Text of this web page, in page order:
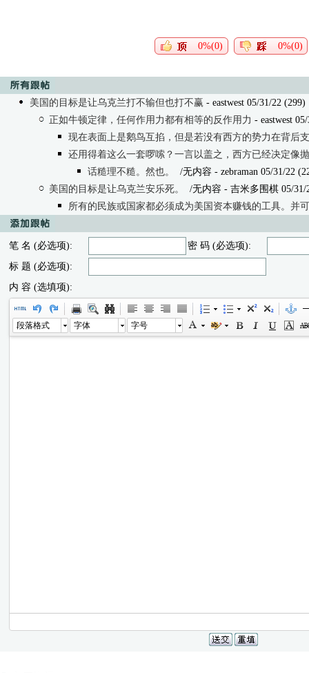
0%(0) 0%(0)
美国的目标是让乌克兰打不输但也打不赢 - eastwest 05/31/22 (299)
正如牛顿定律，任何作用力都有相等的反作用力 - eastwest
现在表面上是鹅鸟互掐，但是若没有西方的势力在背后支撑，鸟更本上就掐不下去。所以
还用得着这么一套啰嗦？一言以盖之，西方已经决定像抛弃臭袜子一样抛弃
话糙理不糙。然也。
/无内容 - zebraman 05/31/22
美国的目标是让乌克兰安乐死。
/无内容 - 吉米多围棋 05/31/
所有的民族或国家都必须成为美国资本赚钱的工具。并
笔 名 (必选项):
密 码 (必选项):
标 题 (必选项):
内 容 (选填项):
段落格式 字体 字号